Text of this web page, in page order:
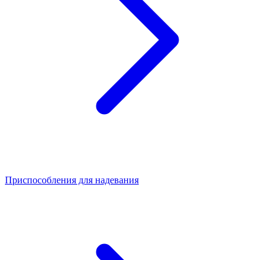
Приспособления для надевания